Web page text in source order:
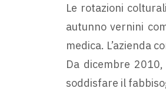
Le rotazioni
autunno vernini
medica. L’azienda
Da dicembre
soddisfare il